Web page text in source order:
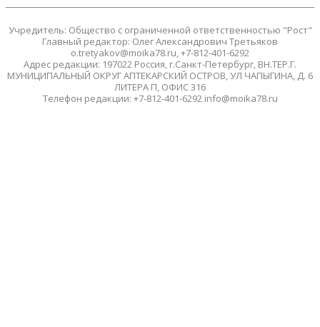
Учредитель: Общество с ограниченной ответственностью "Рост"
Главный редактор: Олег Александрович Третьяков
o.tretyakov@moika78.ru, +7-812-401-6292
Адрес редакции: 197022 Россия, г.Санкт-Петербург, ВН.ТЕР.Г.
МУНИЦИПАЛЬНЫЙ ОКРУГ АПТЕКАРСКИЙ ОСТРОВ, УЛ ЧАПЫГИНА, Д. 6
ЛИТЕРА П, ОФИС 316
Телефон редакции: +7-812-401-6292 info@moika78.ru